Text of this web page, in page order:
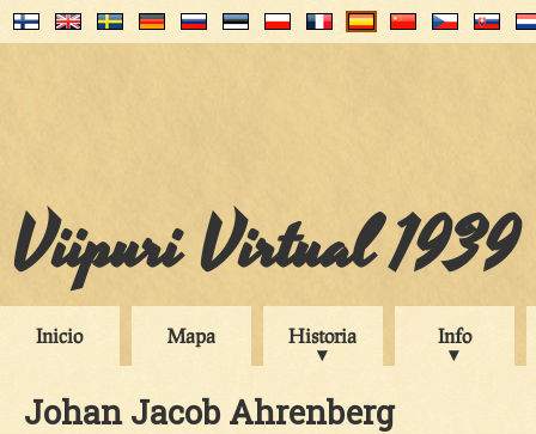
Viipuri Virtual 1939
Inicio Mapa Historia Info
Johan Jacob Ahrenberg